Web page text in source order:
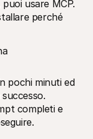
usare MCP.
perché
pochi minuti ed
completi e